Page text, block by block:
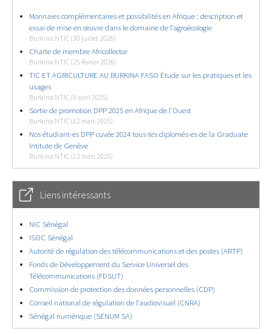
Monnaies complémentaires et possibilités en Afrique : description et
essai de mise en œuvre dans le domaine de l’agroécologie
Burkina NTIC (30 juillet 2026)
Charte de membre Africollector
Burkina NTIC (25 février 2026)
TIC ET AGRICULTURE AU BURKINA FASO Étude sur les pratiques et les
usages
Burkina NTIC (9 avril 2025)
Sortie de promotion DPP 2025 en Afrique de l’Ouest
Burkina NTIC (12 mars 2025)
Nos étudiant-es DPP cuvée 2024 tous-tes diplomés-es de la Graduate
Intitute de Genève
Burkina NTIC (12 mars 2025)
Liens intéressants
NIC Sénégal
ISOC Sénégal
Autorité de régulation des télécommunications et des postes (ARTP)
Fonds de Développement du Service Universel des
Télécommunications (FDSUT)
Commission de protection des données personnelles (CDP)
Conseil national de régulation de l’audiovisuel (CNRA)
Sénégal numérique (SENUM SA)